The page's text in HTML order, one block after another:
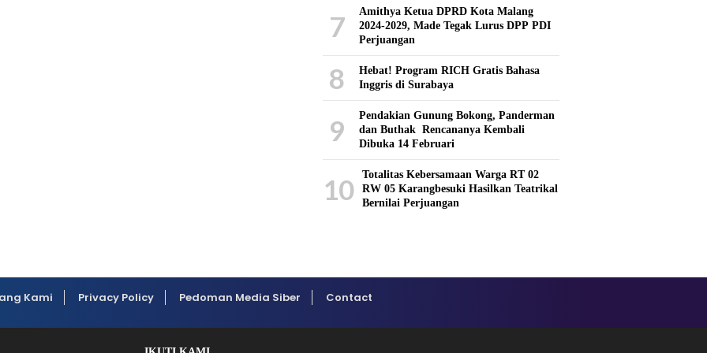
7
Amithya Ketua DPRD Kota Malang
2024-2029, Made Tegak Lurus DPP PDI
Perjuangan
8
Hebat! Program RICH Gratis Bahasa
Inggris di Surabaya
9
Pendakian Gunung Bokong, Panderman
dan Buthak Rencananya Kembali
Dibuka 14 Februari
10
Totalitas Kebersamaan Warga RT 02
RW 05 Karangbesuki Hasilkan Teatrikal
Bernilai Perjuangan
Kami Privacy Policy Pedoman Media Siber Contact